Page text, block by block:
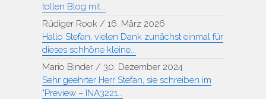
tollen Blog mit...
Rüdiger Rook / 16. März 2026
Hallo Stefan, vielen Dank zunächst einmal für
dieses schhöne kleine...
Mario Binder / 30. Dezember 2024
Sehr geehrter Herr Stefan, sie schreiben im
"Preview – INA3221...